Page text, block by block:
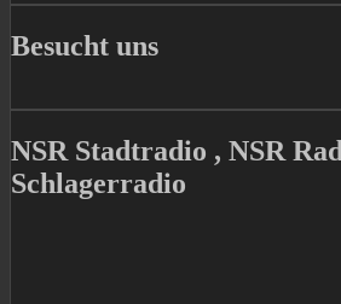
Besucht uns
NSR Stadtradio , NSR
Schlagerradio